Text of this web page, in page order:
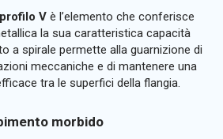
V è l’elemento che conferisce
la sua caratteristica capacità
a spirale permette alla guarnizione di
meccaniche e di mantenere una
tra le superfici della flangia.
morbido